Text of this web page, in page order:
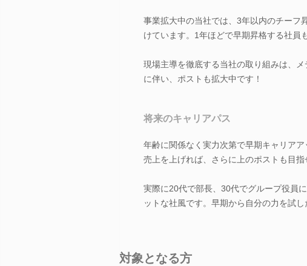
事業拡大中の当社では、3年以内のチーフ
けています。1年ほどで早期昇格する社員
現場主導を徹底する当社の取り組みは、
に伴い、ポストも拡大中です！
将来のキャリアパス
年齢に関係なく実力次第で早期キャリア
売上を上げれば、さらに上のポストも目指
実際に20代で部長、30代でグループ役員
ットな社風です。早期から自分の力を試
対象となる方